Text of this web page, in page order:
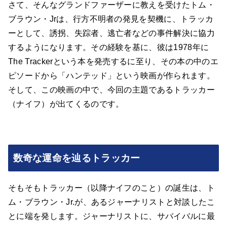
さて、そんなグランドファーザーに教えを受けたトム・
ブラウン・Jrは、行方不明者の発見を契機に、トラッカ
ーとして、誘拐、失踪者、逃亡者などの事件解決に協力
するようになります。その経験を基に、彼は1978年に
The Trackerという本を発売するに至り、その本の中のエ
ピソードから「ハンテッド」という映画が作られます。
そして、この映画の中で、今回の主題であるトラッカー
（ナイフ）が出てくるのです。
数奇な運命を辿るトラッカー
そもそもトラッカー（以降ナイフのこと）の誕生は、ト
ム・ブラウン・Jr.が、あるジャーナリストと対談したこ
とに端を発します。ジャーナリストに、サバイバルに最